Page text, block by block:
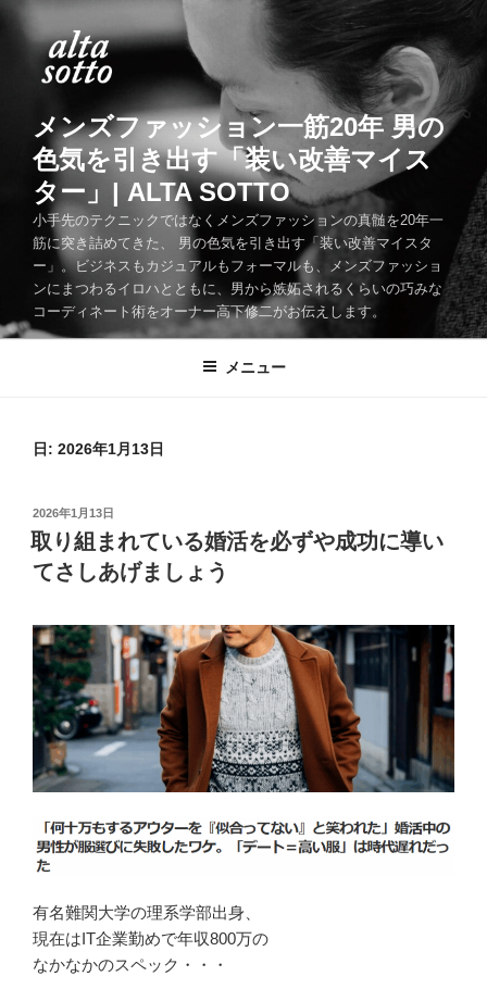
メンズファッション一筋20年 男の
色気を引き出す「装い改善マイス
ター」| ALTA SOTTO
小手先のテクニックではなくメンズファッションの真髄を20年一
筋に突き詰めてきた、 男の色気を引き出す「装い改善マイスタ
ー」。ビジネスもカジュアルもフォーマルも、メンズファッショ
ンにまつわるイロハとともに、男から嫉妬されるくらいの巧みな
コーディネート術をオーナー高下修二がお伝えします。
メニュー
日: 2026年1月13日
投
稿
日:
2026年1月13日
取り組まれている婚活を必ずや成功に導い
てさしあげましょう
有名難関大学の理系学部出身、
現在はIT企業勤めで年収800万の
なかなかのスペック・・・